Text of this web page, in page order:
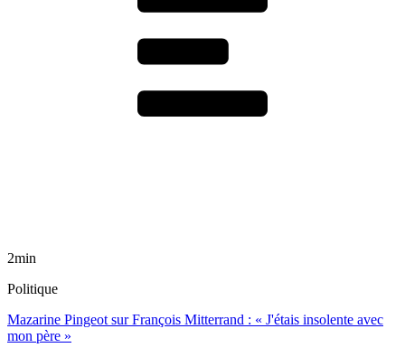
2min
Politique
Mazarine Pingeot sur François Mitterrand : « J'étais insolente avec
mon père »